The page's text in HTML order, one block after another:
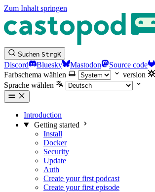
Zum Inhalt springen
Suchen StrgK
Discord Bluesky Mastodon Source code
Farbschema wählen
version
Sprache wählen
Introduction
Getting started
Install
Docker
Security
Update
Auth
Create your first podcast
Create your first episode